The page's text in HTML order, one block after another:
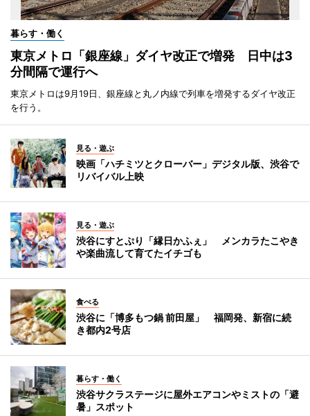
暮らす・働く
東京メトロ「銀座線」ダイヤ改正で増発 日中は3
分間隔で運行へ
東京メトロは9月19日、銀座線と丸ノ内線で列車を増発するダイヤ改正
を行う。
見る・遊ぶ
映画「ハチミツとクローバー」デジタル版、渋谷で
リバイバル上映
見る・遊ぶ
渋谷にすとぷり「縁日かふぇ」 メンカラたこやき
や楽曲流して育てたイチゴも
食べる
渋谷に「博多もつ鍋 前田屋」 福岡発、新宿に続
き都内2号店
暮らす・働く
渋谷サクラステージに屋外エアコンやミストの「避
暑」スポット